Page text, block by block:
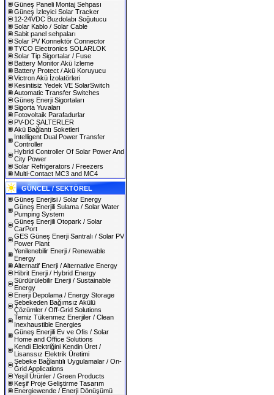
Güneş Paneli Montaj Sehpası
Güneş İzleyici Solar Tracker
12-24VDC Buzdolabı Soğutucu
Solar Kablo / Solar Cable
Sabit panel sehpaları
Solar PV Konnektör Connector
TYCO Electronics SOLARLOK
Solar Tip Sigortalar / Fuse
Battery Monitor Akü İzleme
Battery Protect / Akü Koruyucu
Victron Akü İzolatörleri
Kesintisiz Yedek VE SolarSwitch
Automatic Transfer Switches
Güneş Enerji Sigortaları
Sigorta Yuvaları
Fotovoltaik Parafadurlar
PV-DC ŞALTERLER
Akü Bağlantı Soketleri
Intelligent Dual Power Transfer
Controller
Hybrid Controller Of Solar Power And
City Power
Solar Refrigerators / Freezers
Multi-Contact MC3 and MC4
GÜNCEL / SEKTÖREL
Güneş Enerjisi / Solar Energy
Güneş Enerjili Sulama / Solar Water
Pumping System
Güneş Enerjili Otopark / Solar
CarPort
GES Güneş Enerji Santralı / Solar PV
Power Plant
Yenilenebilir Enerji / Renewable
Energy
Alternatif Enerji / Alternative Energy
Hibrit Enerji / Hybrid Energy
Sürdürülebilir Enerji / Sustainable
Energy
Enerji Depolama / Energy Storage
Şebekeden Bağımsız Akülü
Çözümler / Off-Grid Solutions
Temiz Tükenmez Enerjiler / Clean
Inexhaustible Energies
Güneş Enerjili Ev ve Ofis / Solar
Home and Office Solutions
Kendi Elektriğini Kendin Üret /
Lisanssız Elektrik Üretimi
Şebeke Bağlantılı Uygulamalar / On-
Grid Applications
Yeşil Ürünler / Green Products
Keşif Proje Geliştirme Tasarım
Energiewende / Enerji Dönüşümü